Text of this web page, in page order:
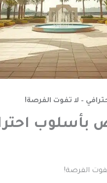
– لا تفوت الفرصة!
بأسلوب
الفرصة!